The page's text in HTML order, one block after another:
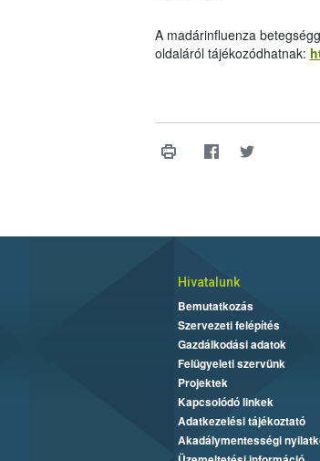
A madárinfluenza
oldaláról tájékozódhatnak:
Hivatalunk
Bemutatkozás
Szervezeti felépítés
Gazdálkodási adatok
Felügyeleti szervünk
Projektek
Kapcsolódó linkek
Adatkezelési tájékoztató
Akadálymentességi